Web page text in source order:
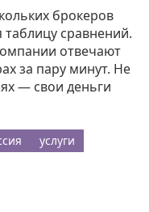
брокеров
таблицу сравнений.
отвечают
за пару минут. Не
— свои деньги
услуги